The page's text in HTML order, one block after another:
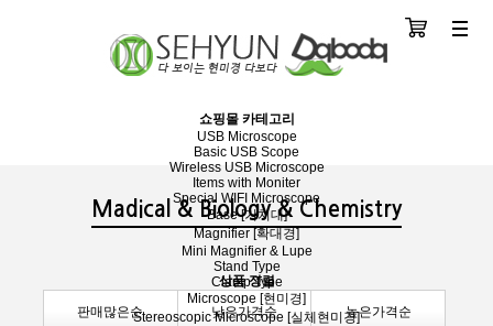
쇼핑몰 카테고리
USB Microscope
Basic USB Scope
Wireless USB Microscope
Items with Moniter
Special WIFI Microscope
Base [거치대]
Magnifier [확대경]
Mini Magnifier & Lupe
Stand Type
Clamp Type
Microscope [현미경]
Stereoscopic Microscope [실체현미경]
분류
Madical & Biology & Chemistry
상품 정렬
판매많은순
낮은가격순 높은가격순